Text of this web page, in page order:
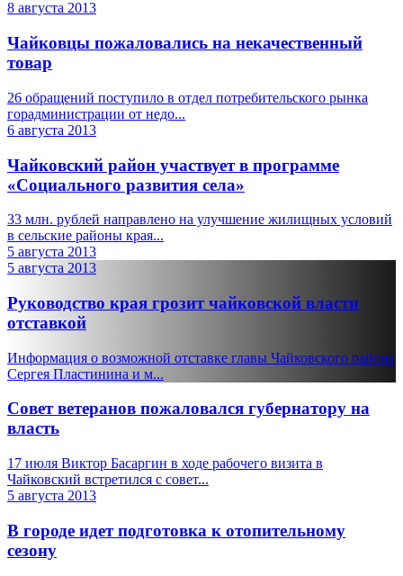
8 августа 2013
Чайковцы пожаловались на некачественный
товар
26 обращений поступило в отдел потребительского рынка
горадминистрации от недо...
6 августа 2013
Чайковский район участвует в программе
«Социального развития села»
33 млн. рублей направлено на улучшение жилищных условий
в сельские районы края...
5 августа 2013
5 августа 2013
Руководство края грозит чайковской власти
отставкой
Информация о возможной отставке главы Чайковского района
Сергея Пластинина и м...
Совет ветеранов пожаловался губернатору на
власть
17 июля Виктор Басаргин в ходе рабочего визита в
Чайковский встретился с совет...
5 августа 2013
В городе идет подготовка к отопительному
сезону